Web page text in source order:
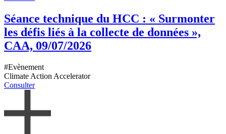
Séance technique du HCC : « Surmonter
les défis liés à la collecte de données »,
CAA, 09/07/2026
#Evènement
Climate Action Accelerator
Consulter